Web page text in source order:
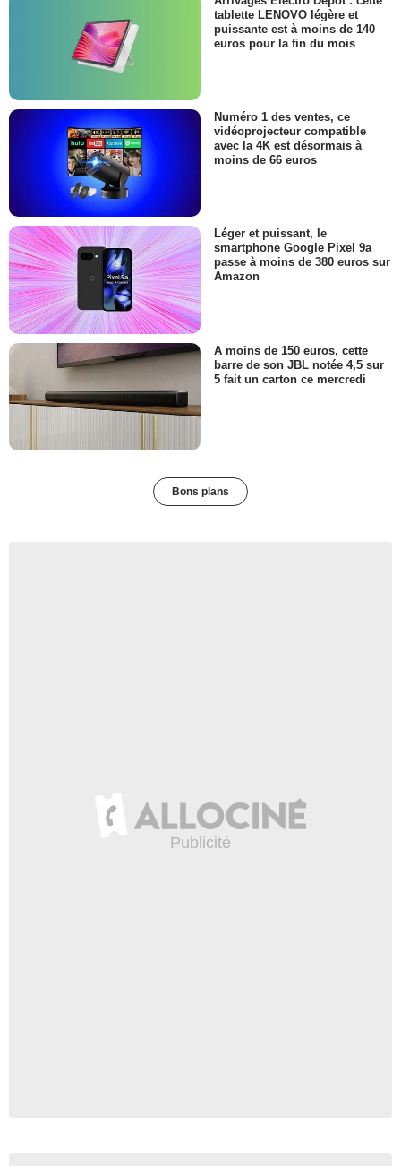
tablette LENOVO légère et
puissante est à moins de 140
euros pour la fin du mois
Numéro 1 des ventes, ce
vidéoprojecteur compatible
avec la 4K est désormais à
moins de 66 euros
Léger et puissant, le
smartphone Google Pixel 9a
passe à moins de 380 euros sur
Amazon
A moins de 150 euros, cette
barre de son JBL notée 4,5 sur
5 fait un carton ce mercredi
Bons plans